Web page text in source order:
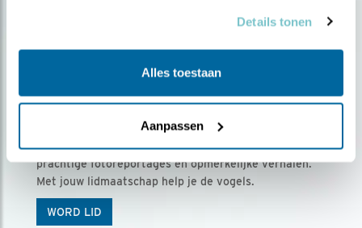
Details tonen
Alles toestaan
Aanpassen
Ontvang 5 x Vogels voor € 36,00 per jaar
Vogels is het tijdschrift voor onze leden, met
prachtige fotoreportages en opmerkelijke verhalen.
Met jouw lidmaatschap help je de vogels.
WORD LID